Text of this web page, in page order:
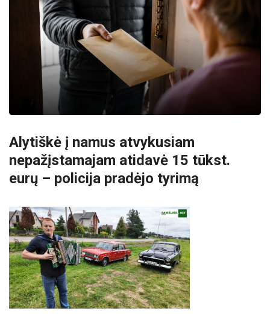
Alytiškė į namus atvykusiam
nepažįstamajam atidavė 15 tūkst.
eurų – policija pradėjo tyrimą